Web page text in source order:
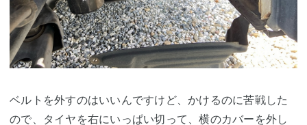
ベルトを外すのはいいんですけど、かけるのに苦戦した
ので、タイヤを右にいっぱい切って、横のカバーを外し